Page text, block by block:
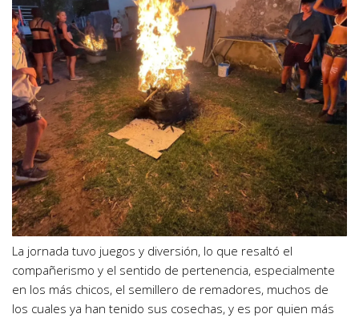
La jornada tuvo juegos y diversión, lo que resaltó el
compañerismo y el sentido de pertenencia, especialmente
en los más chicos, el semillero de remadores, muchos de
los cuales ya han tenido sus cosechas, y es por quien más